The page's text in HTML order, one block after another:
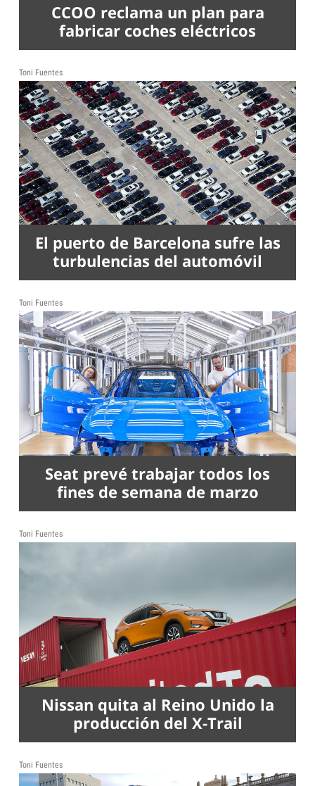
CCOO reclama un plan para
fabricar coches eléctricos
Toni Fuentes
El puerto de Barcelona sufre las
turbulencias del automóvil
Toni Fuentes
Seat prevé trabajar todos los
fines de semana de marzo
Toni Fuentes
Nissan quita al Reino Unido la
producción del X-Trail
Toni Fuentes